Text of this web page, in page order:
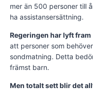
mer än 500 personer till
ha assistansersättning.
Regeringen har lyft fram
att personer som
sondmatning. Detta
främst barn.
Men totalt sett blir det